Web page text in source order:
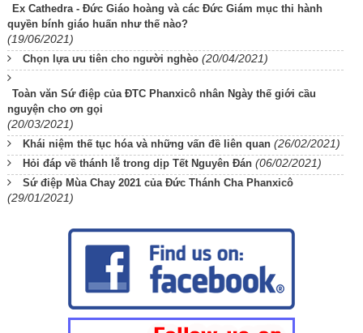
Ex Cathedra - Đức Giáo hoàng và các Đức Giám mục thi hành
quyền bính giáo huấn như thế nào?
(19/06/2021)
Chọn lựa ưu tiên cho người nghèo (20/04/2021)
Toàn văn Sứ điệp của ĐTC Phanxicô nhân Ngày thế giới cầu
nguyện cho ơn gọi
(20/03/2021)
Khái niệm thế tục hóa và những vấn đề liên quan (26/02/2021)
Hỏi đáp về thánh lễ trong dịp Tết Nguyên Đán (06/02/2021)
Sứ điệp Mùa Chay 2021 của Đức Thánh Cha Phanxicô
(29/01/2021)